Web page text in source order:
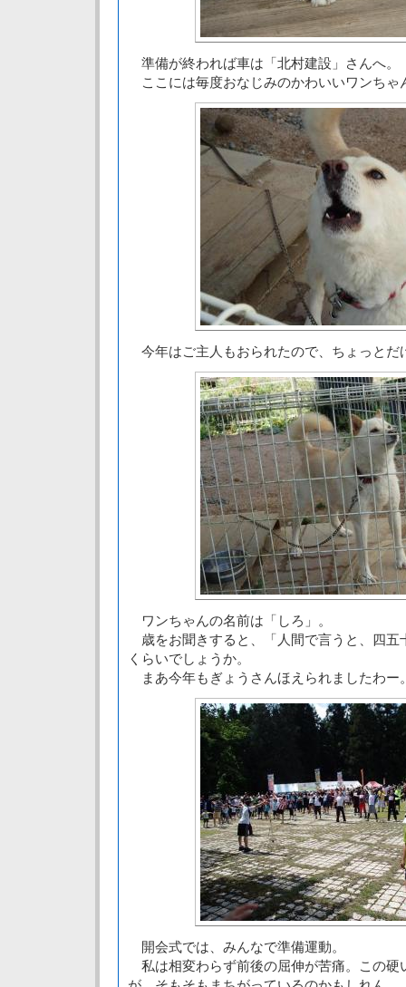
準備が終われば車は「北村建設」さんへ。
ここには毎度おなじみのかわいいワンちゃ
今年はご主人もおられたので、ちょっとだ
ワンちゃんの名前は「しろ」。
歳をお聞きすると、「人間で言うと、四五
くらいでしょうか。
まあ今年もぎょうさんほえられましたわー
開会式では、みんなで準備運動。
私は相変わらず前後の屈伸が苦痛。この硬